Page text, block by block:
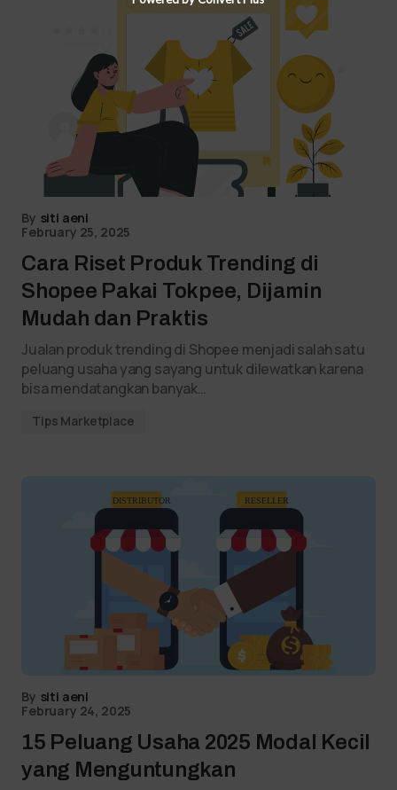
By siti aeni
February 25, 2025
Cara Riset Produk Trending di
Shopee Pakai Tokpee, Dijamin
Mudah dan Praktis
Jualan produk trending di Shopee menjadi salah satu
peluang usaha yang sayang untuk dilewatkan karena
bisa mendatangkan banyak…
Tips Marketplace
By siti aeni
February 24, 2025
15 Peluang Usaha 2025 Modal Kecil
yang Menguntungkan